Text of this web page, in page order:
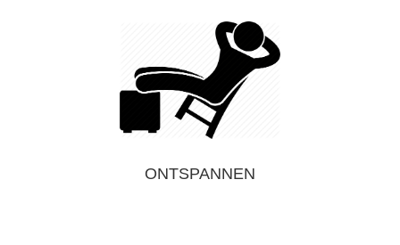
ONTSPANNEN